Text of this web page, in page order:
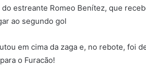
estreante Romeo Benítez, que
ao segundo gol
em cima da zaga e, no rebote, foi
o Furacão!